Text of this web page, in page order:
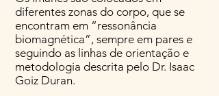
diferentes zonas do corpo, que se
encontram em “ressonância
biomagnética”, sempre em pares e
seguindo as linhas de orientação e
metodologia descrita pelo Dr. Isaac
Goiz Duran.